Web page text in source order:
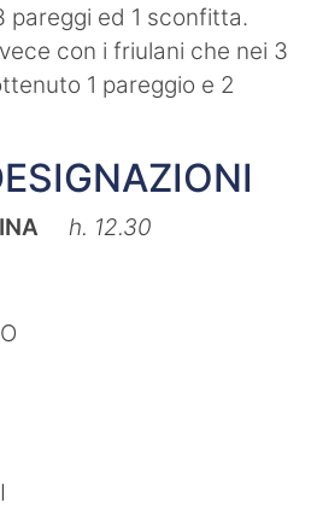
ed 1 sconfitta.
con i friulani che nei 3
1 pareggio e 2
h. 12.30